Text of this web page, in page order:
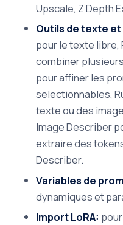
Upscale, Z Depth
Outils de texte
pour le texte
combiner
pour affiner les
selectionnables,
texte ou des
Image Describer
extraire des
Describer.
Variables de
dynamiques et
Import LoRA: